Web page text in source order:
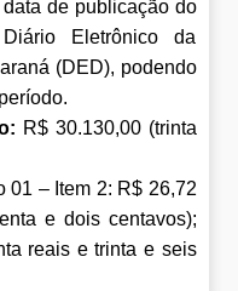
de publicação do
Eletrônico da
(DED), podendo
R$ 30.130,00 (trinta
01 – Item 2: R$ 26,72
e dois centavos);
reais e trinta e seis